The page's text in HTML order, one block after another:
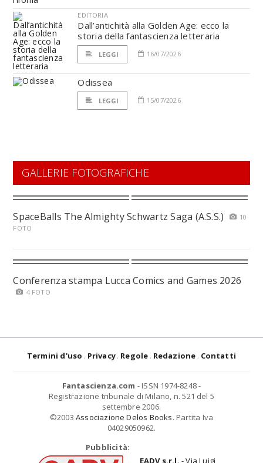
EDITORIA
Dall’antichità alla Golden Age: ecco la
storia della fantascienza letteraria
LEGGI 16/07/2026
Odissea
LEGGI 15/07/2026
GALLERIE FOTOGRAFICHE
SpaceBalls The Almighty Schwartz Saga (A.S.S.)
10
FOTO
Conferenza stampa Lucca Comics and Games 2026
4 FOTO
Termini d'uso Privacy Regole Redazione Contatti
Fantascienza.com - ISSN 1974-8248 -
Registrazione tribunale di Milano, n. 521 del 5
settembre 2006.
©2003 Associazione Delos Books. Partita Iva
04029050962.
Pubblicità:
EADV s.r.l. - Via Luigi